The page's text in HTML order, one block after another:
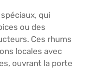
qui
ou des
Ces rhums
locales avec
ouvrant la porte